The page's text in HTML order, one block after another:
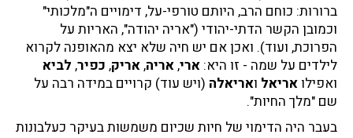
ברורות: כוחם הרב, היותם טורפי-על, דימויים ה"מלכותי"
וכמובן הקשר הדתי-יהודי ("אריה יהודה", האריות על
הפרוכת, ועוד). ואכן אם יש חיה שלא יצא מהאופנה לקרוא
לילדים על שמה - זו היא: ארי,אריה,אריק, כפיר, לביא
ואפילואריאל ואריאלה (ויש עוד) קרויים במידה רבה על
שם "מלך החיות".
בעבר היה הדימוי של חיות שכיום משמשות בעיקר כעלבונות